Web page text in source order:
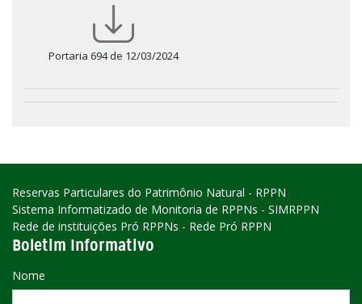
Portaria 694 de 12/03/2024
Reservas Particulares do Patrimônio Natural - RPPN
Sistema Informatizado de Monitoria de RPPNs - SIMRPPN
Rede de instituições Pró RPPNs - Rede Pró RPPN
Boletim Informativo
Nome